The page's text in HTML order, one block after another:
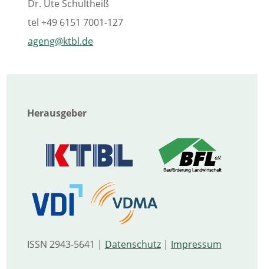
Dr. Ute Schultheiß
tel+49 6151 7001-127
ageng@ktbl.de
Herausgeber
ISSN 2943-5641 | Datenschutz| Impressum